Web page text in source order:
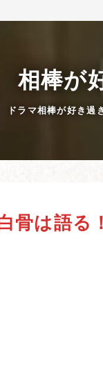
相棒が
ドラマ相棒が好き過
骨は語る